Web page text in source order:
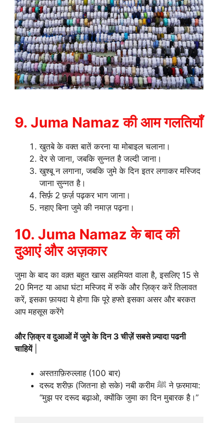
9. Juma Namaz की आम गलतियाँ
खुतबे के वक्त बातें करना या मोबाइल चलाना।
देर से जाना, जबकि सुन्नत है जल्दी जाना।
खुश्बू न लगाना, जबकि जुमे के दिन इतर लगाकर मस्जिद
जाना सुन्नत है।
सिर्फ़ 2 फ़र्ज़ पढ़कर भाग जाना।
नहाए बिना जुमे की नमाज़ पढ़ना।
10. Juma Namaz के बाद की
दुआएं और अज़कार
जुमा के बाद का वक़्त बहुत खास अहमियत वाला है, इसलिए 15 से
20 मिनट या आधा घंटा मस्जिद में रुकें और ज़िक्र करें तिलावत
करें, इसका फ़ायदा ये होगा कि पूरे हफ्ते इसका असर और बरकत
आप महसूस करेंगे
और ज़िक्र व दुआओं में जुमे के दिन 3 चीज़ें सबसे ज़्यादा पढनी
चाहियें|
अस्तग़फ़िरुल्लाह (100 बार)
दरूद शरीफ़ (जितना हो सके) नबी करीम ﷺ ने फ़रमाया:
“मुझ पर दरूद बढ़ाओ, क्योंकि जुमा का दिन मुबारक है।”